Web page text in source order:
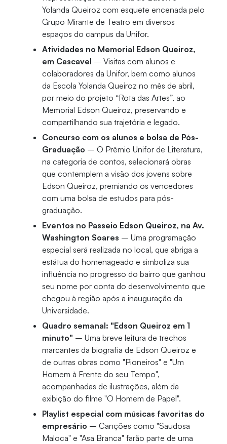
Yolanda Queiroz com esquete encenada pelo
Grupo Mirante de Teatro em diversos
espaços do campus da Unifor.
Atividades no Memorial Edson Queiroz,
em Cascavel – Visitas com alunos e
colaboradores da Unifor, bem como alunos
da Escola Yolanda Queiroz no mês de abril,
por meio do projeto “Rota das Artes”, ao
Memorial Edson Queiroz, preservando e
compartilhando sua trajetória e legado.
Concurso com os alunos e bolsa de Pós-
Graduação – O Prêmio Unifor de Literatura,
na categoria de contos, selecionará obras
que contemplem a visão dos jovens sobre
Edson Queiroz, premiando os vencedores
com uma bolsa de estudos para pós-
graduação.
Eventos no Passeio Edson Queiroz, na Av.
Washington Soares – Uma programação
especial será realizada no local, que abriga a
estátua do homenageado e simboliza sua
influência no progresso do bairro que ganhou
seu nome por conta do desenvolvimento que
chegou à região após a inauguração da
Universidade.
Quadro semanal: "Edson Queiroz em 1
minuto" – Uma breve leitura de trechos
marcantes da biografia de Edson Queiroz e
de outras obras como "Pioneiros" e "Um
Homem à Frente do seu Tempo",
acompanhadas de ilustrações, além da
exibição do filme "O Homem de Papel".
Playlist especial com músicas favoritas do
empresário – Canções como "Saudosa
Maloca" e "Asa Branca" farão parte de uma